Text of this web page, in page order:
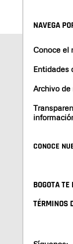
NAVEGA
Conoce el
Entidades
Archivo
CONOCE
BOGOTA TE
TÉRMINOS